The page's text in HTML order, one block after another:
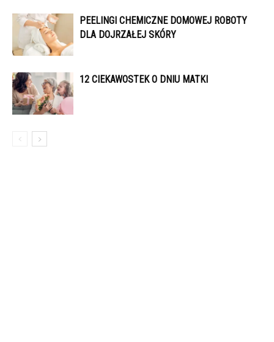
PEELINGI CHEMICZNE DOMOWEJ ROBOTY
DLA DOJRZAŁEJ SKÓRY
12 CIEKAWOSTEK O DNIU MATKI